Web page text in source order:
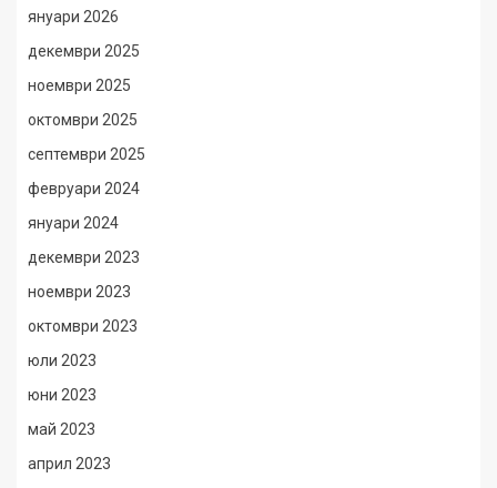
януари 2026
декември 2025
ноември 2025
октомври 2025
септември 2025
февруари 2024
януари 2024
декември 2023
ноември 2023
октомври 2023
юли 2023
юни 2023
май 2023
април 2023